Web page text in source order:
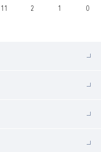
11 2 1 0